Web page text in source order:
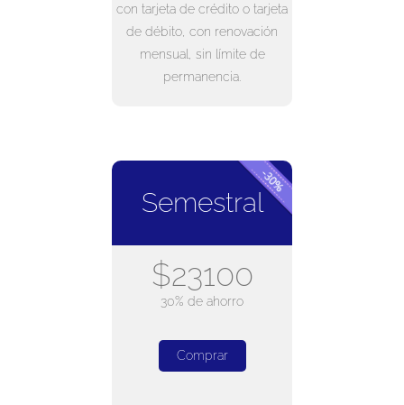
con tarjeta de crédito o tarjeta
de débito, con renovación
mensual, sin límite de
permanencia.
Semestral
$23100
30% de ahorro
Comprar